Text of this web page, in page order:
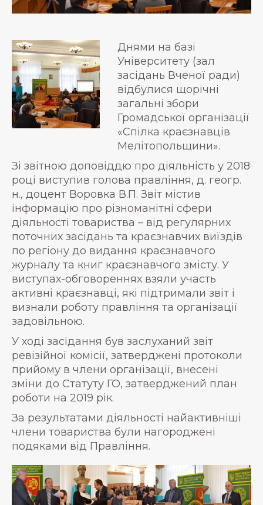
Днями на базі
Університету (зал
засідань Вченої ради)
відбулися щорічні
загальні збори
Громадської організації
«Спілка краєзнавців
Мелітопольщини».
Зі звітною доповіддю про діяльність у 2018
році виступив голова правління, д. геогр.
н., доцент Воровка В.П. Звіт містив
інформацію про різноманітні сфери
діяльності товариства – від регулярних
поточних засідань та краєзнавчих виїздів
по регіону до видання краєзнавчого
журналу та книг краєзнавчого змісту. У
виступах-обговореннях взяли участь
активні краєзнавці, які підтримали звіт і
визнали роботу правління та організації
задовільною.
У ході засідання був заслуханий звіт
ревізійної комісії, затверджені протоколи
прийому в члени організації, внесені
зміни до Статуту ГО, затверджений план
роботи на 2019 рік.
За результатами діяльності найактивніші
члени товариства були нагороджені
подяками від Правління.